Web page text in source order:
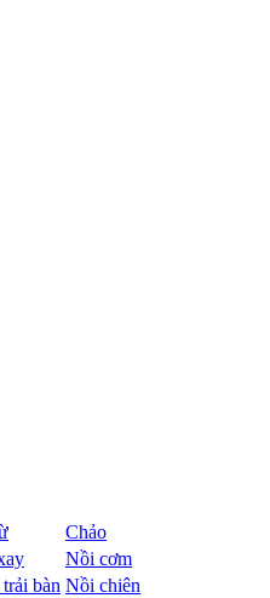
Chảo
Nồi cơm
bàn Nồi chiên